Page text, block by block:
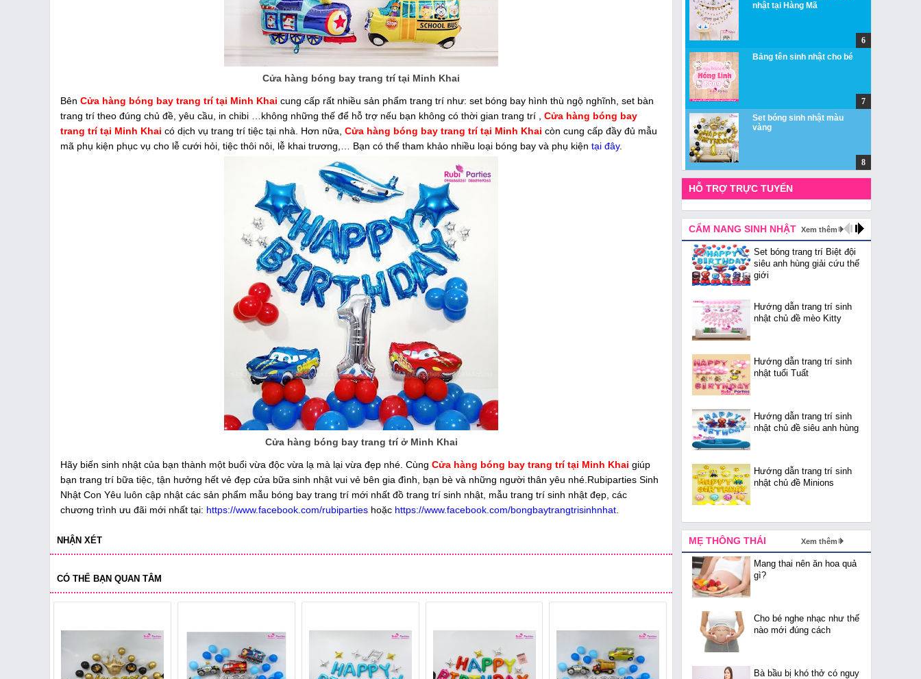
Cửa hàng bóng bay trang trí tại Minh Khai
Bên Cửa hàng bóng bay trang trí tại Minh Khai cung cấp rất nhiều sản phẩm trang trí như: set bóng bay hình thù ngộ nghĩnh, set bàn
trang trí theo đúng chủ đề, yêu cầu, in chibi …không những thế để hỗ trợ nếu bạn không có thời gian trang trí , Cửa hàng bóng bay
trang trí tại Minh Khai có dịch vụ trang trí tiệc tại nhà. Hơn nữa, Cửa hàng bóng bay trang trí tại Minh Khai còn cung cấp đầy đủ mẫu
mã phụ kiện phục vụ cho lễ cưới hỏi, tiệc thôi nôi, lễ khai trương,… Bạn có thể tham khảo nhiều loại bóng bay và phụ kiện tại đây.
Cửa hàng bóng bay trang trí ở Minh Khai
Hãy biến sinh nhật của bạn thành một buổi vừa độc vừa lạ mà lại vừa đẹp nhé. Cùng Cửa hàng bóng bay trang trí tại Minh Khai giúp
bạn trang trí bữa tiệc, tận hưởng hết vẻ đẹp cửa bữa sinh nhật vui vẻ bên gia đình, bạn bè và những người thân yêu nhé.Rubiparties Sinh
Nhật Con Yêu luôn cập nhật các sản phẩm mẫu bóng bay trang trí mới nhất đồ trang trí sinh nhật, mẫu trang trí sinh nhật đẹp, các
chương trình ưu đãi mới nhất tại: https://www.facebook.com/rubiparties hoặc https://www.facebook.com/bongbaytrangtrisinhnhat
NHẬN XÉT
CÓ THỂ BẠN QUAN TÂM
nhật tại Hàng Mã
Bảng tên sinh nhật cho bé
Set bóng sinh nhật màu
vàng
HỖ TRỢ TRỰC TUYẾN
CẨM NANG SINH NHẬT Xem thêm
Set bóng trang trí Biệt đội
siêu anh hùng giải cứu thế
giới
Hướng dẫn trang trí sinh
nhật chủ đề mèo Kitty
Hướng dẫn trang trí sinh
nhật tuổi Tuất
Hướng dẫn trang trí sinh
nhật chủ đề siêu anh hùng
Hướng dẫn trang trí sinh
nhật chủ đề Minions
MẸ THÔNG THÁI Xem thêm
Mang thai nên ăn hoa quả
gì?
Cho bé nghe nhạc như thế
nào mới đúng cách
Bà bầu bị khó thở có nguy